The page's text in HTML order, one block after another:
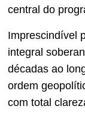
central do
Imprescindível
integral
décadas ao
ordem
com total